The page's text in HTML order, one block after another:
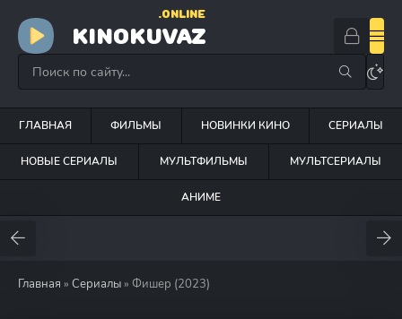
KINOKUVAZ
.ONLINE
ГЛАВНАЯ ФИЛЬМЫ НОВИНКИ КИНО СЕРИАЛЫ
НОВЫЕ СЕРИАЛЫ МУЛЬТФИЛЬМЫ МУЛЬТСЕРИАЛЫ
АНИМЕ
Главная » Сериалы » Фишер (2023)